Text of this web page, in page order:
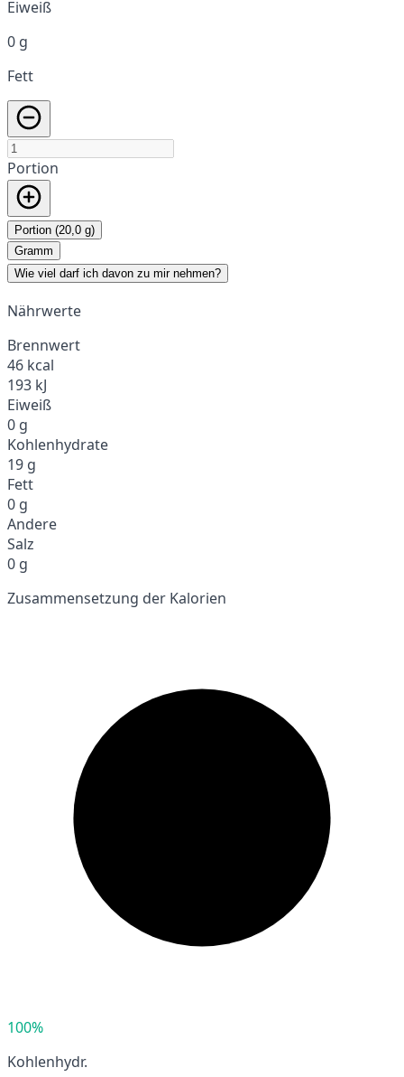
Eiweiß
0 g
Fett
Portion
Portion (20,0 g)
Gramm
Wie viel darf ich davon zu mir nehmen?
Nährwerte
Brennwert
46 kcal
193 kJ
Eiweiß
0 g
Kohlenhydrate
19 g
Fett
0 g
Andere
Salz
0 g
Zusammensetzung der Kalorien
100%
Kohlenhydr.